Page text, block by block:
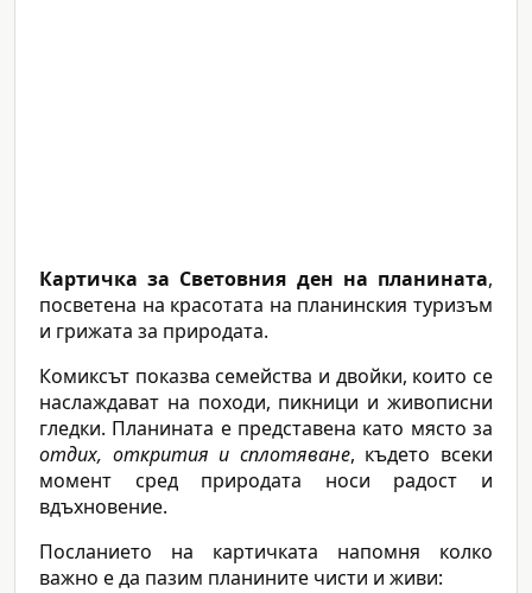
Картичка за Световния ден на планината,
посветена на красотата на планинския туризъм
и грижата за природата.
Комиксът показва семейства и двойки, които се
наслаждават на походи, пикници и живописни
гледки. Планината е представена като място за
отдих, открития и сплотяване, където всеки
момент сред природата носи радост и
вдъхновение.
Посланието на картичката напомня колко
важно е да пазим планините чисти и живи: